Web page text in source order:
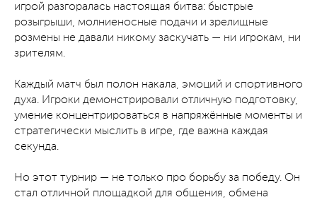
игрой разгоралась настоящая битва: быстрые
розыгрыши, молниеносные подачи и зрелищные
розмены не давали никому заскучать — ни игрокам, ни
зрителям.
Каждый матч был полон накала, эмоций и спортивного
духа. Игроки демонстрировали отличную подготовку,
умение концентрироваться в напряжённые моменты и
стратегически мыслить в игре, где важна каждая
секунда.
Но этот турнир — не только про борьбу за победу. Он
стал отличной площадкой для общения, обмена